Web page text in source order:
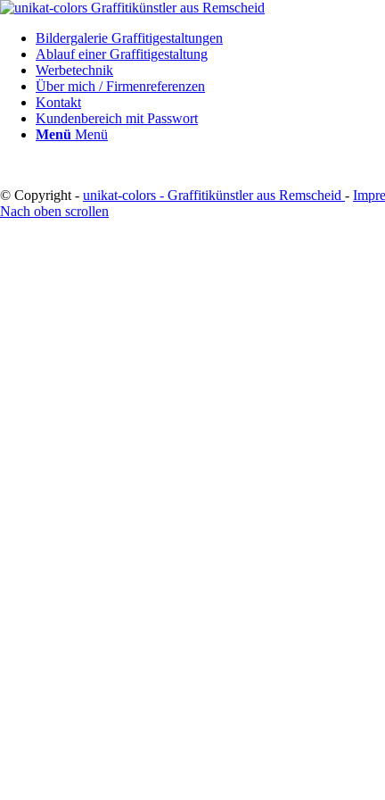
Bildergalerie Graffitigestaltungen
Ablauf einer Graffitigestaltung
Werbetechnik
Über mich / Firmenreferenzen
Kontakt
Kundenbereich mit Passwort
Menü Menü
© Copyright - unikat-colors - Graffitikünstler aus Remscheid -
Nach oben scrollen